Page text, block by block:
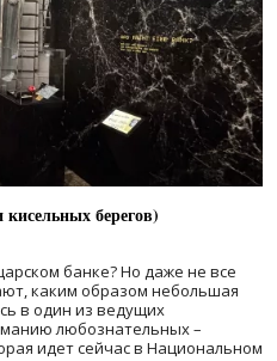
берегов)
банке? Но даже не все
каким образом небольшая
в один из ведущих
любознательных –
идет сейчас в Национальном